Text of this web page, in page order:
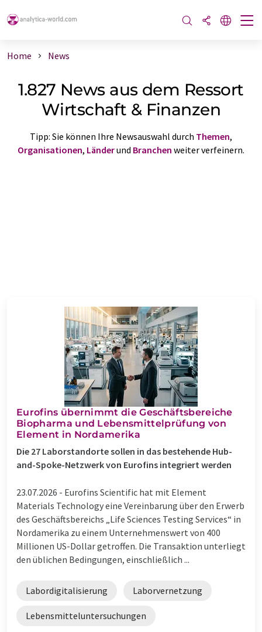
Home News
1.827 News aus dem Ressort
Wirtschaft & Finanzen
Tipp: Sie können Ihre Newsauswahl durch Themen,
Organisationen, Länderund Branchen weiter verfeinern.
Eurofins übernimmt die Geschäftsbereiche
Biopharma und Lebensmittelprüfung von
Element in Nordamerika
Die 27 Laborstandorte sollen in das bestehende Hub-
and-Spoke-Netzwerk von Eurofins integriert werden
23.07.2026 - Eurofins Scientific hat mit Element
Materials Technology eine Vereinbarung über den Erwerb
des Geschäftsbereichs „Life Sciences Testing Services“ in
Nordamerika zu einem Unternehmenswert von 400
Millionen US-Dollar getroffen. Die Transaktion unterliegt
den üblichen Bedingungen, einschließlich ...
Labordigitalisierung Laborvernetzung
Lebensmitteluntersuchungen